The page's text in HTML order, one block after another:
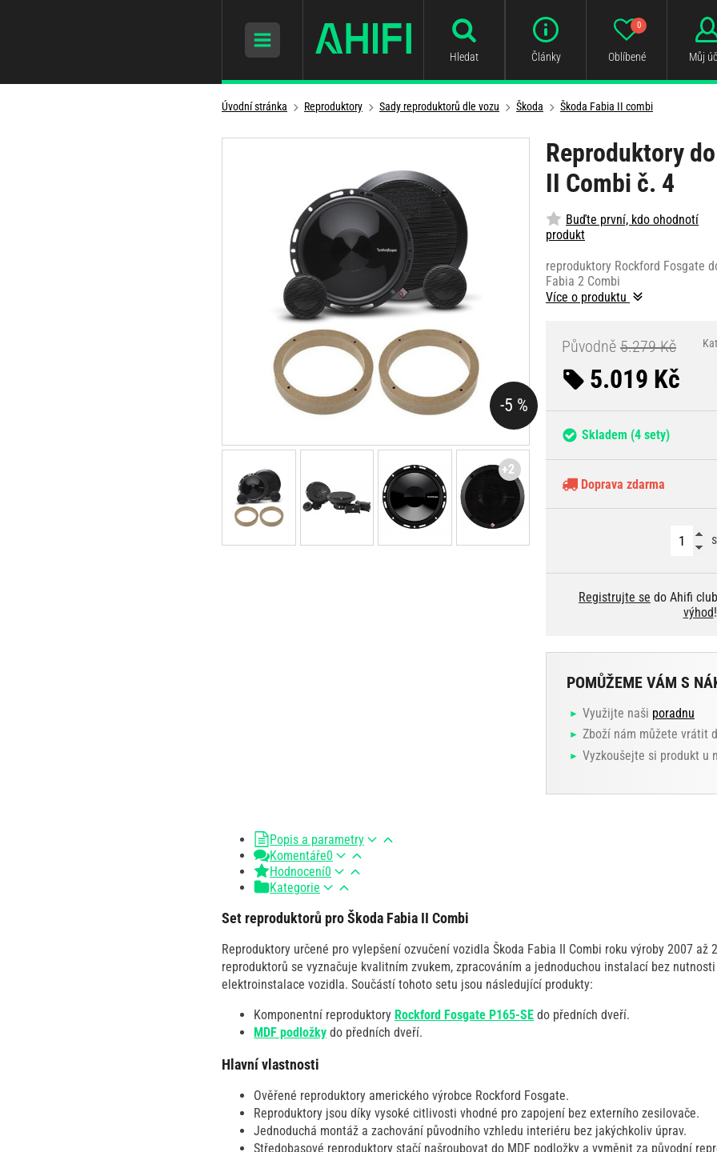
Hledat Články Oblíbené
0
Můj
Úvodní stránka Reproduktory Sady reproduktorů dle vozu Škoda Škoda Fabia II combi
Reproduktory
II Combi č. 4
Buďte první, kdo ohodnotí
produkt
reproduktory Rockford Fosgate
Fabia 2 Combi
Více o produktu
Původně 5.279 Kč
5.019 Kč
Skladem (4 sety)
Doprava zdarma
Registrujte se do Ahifi
výhod!
POMŮŽEME VÁM S
Využijte naši poradnu
Zboží nám můžete vrátit
Vyzkoušejte si produkt u
-5 %
+2
Popis a parametry
Komentáře0
Hodnocení0
Kategorie
Set reproduktorů pro Škoda Fabia II Combi
Reproduktory určené pro vylepšení ozvučení vozidla Škoda Fabia II Combi roku výroby 2007 až
reproduktorů se vyznačuje kvalitním zvukem, zpracováním a jednoduchou instalací bez
elektroinstalace vozidla. Součástí tohoto setu jsou následující produkty:
Komponentní reproduktory Rockford Fosgate P165-SE do předních dveří.
MDF podložky do předních dveří.
Hlavní vlastnosti
Ověřené reproduktory amerického výrobce Rockford Fosgate.
Reproduktory jsou díky vysoké citlivosti vhodné pro zapojení bez externího zesilovače.
Jednoduchá montáž a zachování původního vzhledu interiéru bez jakýchkoliv úprav.
Středobasové reproduktory stačí našroubovat do MDF podložky a vyměnit za původní